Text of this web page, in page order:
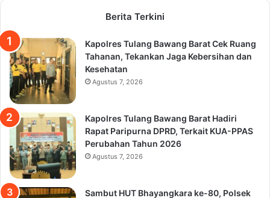
Berita Terkini
Kapolres Tulang Bawang Barat Cek Ruang
Tahanan, Tekankan Jaga Kebersihan dan
Kesehatan
Agustus 7, 2026
Kapolres Tulang Bawang Barat Hadiri
Rapat Paripurna DPRD, Terkait KUA-PPAS
Perubahan Tahun 2026
Agustus 7, 2026
Sambut HUT Bhayangkara ke-80, Polsek